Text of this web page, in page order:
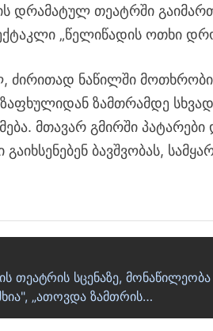
დრამატულ თეატრში
„წელიწადის ოთხი
ძირითად ნაწილში
ზამთრამდე
მთავარ გმირში პატარები
ბავშვობას,
სცენაზე, მონაწილეობა
„ათოვდა ზამთრის…